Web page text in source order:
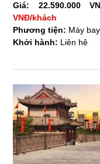
Giá:
22.590.000
VNĐ/khách
Phương tiện: Máy bay
Khởi hành: Liên hệ